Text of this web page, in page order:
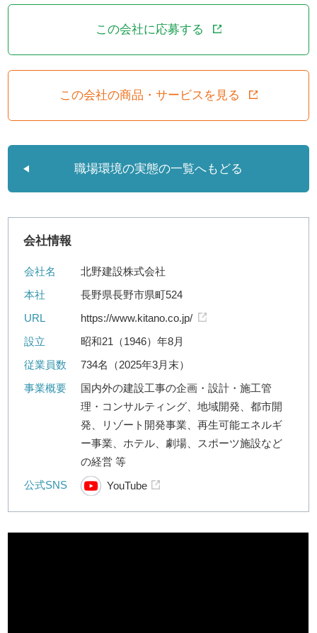
この会社に応募する
この会社の商品・サービスを見る
職場環境の実態の一覧へもどる
会社情報
会社名
北野建設株式会社
本社
長野県長野市県町524
URL
https://www.kitano.co.jp/
設立
昭和21（1946）年8月
従業員数
734名（2025年3月末）
事業概要
国内外の建設工事の企画・設計・施工管
理・コンサルティング、地域開発、都市開
発、リゾート開発事業、再生可能エネルギ
ー事業、ホテル、劇場、スポーツ施設など
の経営 等
公式SNS
YouTube